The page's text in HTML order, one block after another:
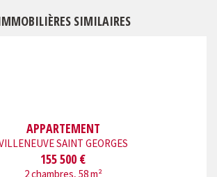
SIMILAIRES
APPARTEMENT
SAINT GEORGES
155 500 €
2 chambres, 58 m²